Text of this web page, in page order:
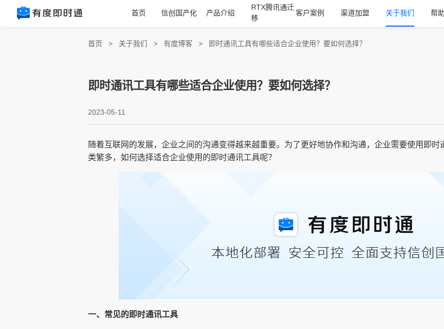
首页 信创国产化 产品介绍
RTX腾讯通迁
移
客户案例 渠道加盟 关于我们 帮
首页 > 关于我们 > 有度博客 > 即时通讯工具有哪些适合企业使用？要如何选择？
即时通讯工具有哪些适合企业使用？要如何选择？
2023-05-11
随着互联网的发展，企业之间的沟通变得越来越重要。为了更好地协作和沟通，企业需要使用即
类繁多，如何选择适合企业使用的即时通讯工具呢？
一、常见的即时通讯工具